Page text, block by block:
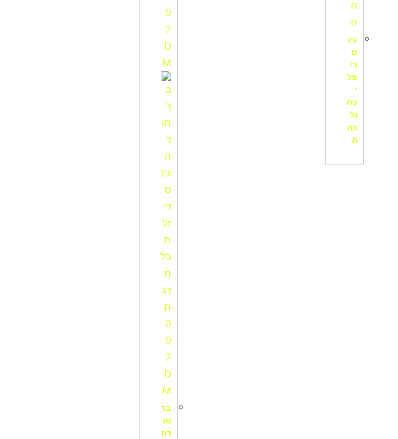
גינ
ס
רי
פל
י
כח
ול
כה
ה
בר
מו
דה